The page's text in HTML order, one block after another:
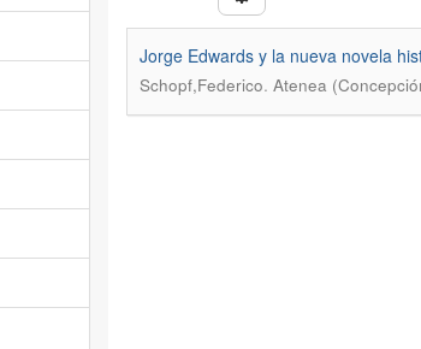
Jorge Edwards y la nueva novela
Schopf,Federico. Atenea